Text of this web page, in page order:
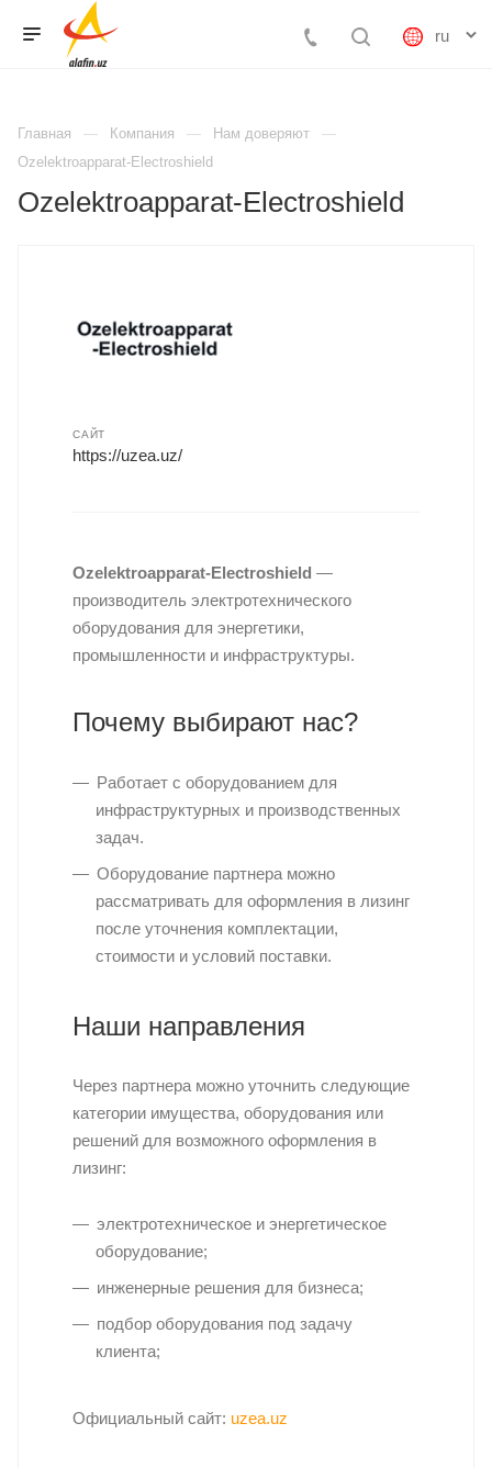
Главная Компания
Нам доверяют
Ozelektroapparat-Electroshield
Ozelektroapparat-Electroshield
САЙТ
https://uzea.uz/
Ozelektroapparat-Electroshield —
производитель электротехнического
оборудования для энергетики,
промышленности и инфраструктуры.
Почему выбирают нас?
Работает с оборудованием для
инфраструктурных и производственных
задач.
Оборудование партнера можно
рассматривать для оформления в лизинг
после уточнения комплектации,
стоимости и условий поставки.
Наши направления
Через партнера можно уточнить следующие
категории имущества, оборудования или
решений для возможного оформления в
лизинг:
электротехническое и энергетическое
оборудование;
инженерные решения для бизнеса;
подбор оборудования под задачу
клиента;
Официальный сайт: uzea.uz